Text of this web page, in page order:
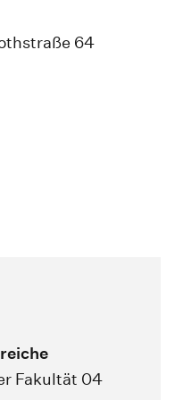
64
Fakultät 04